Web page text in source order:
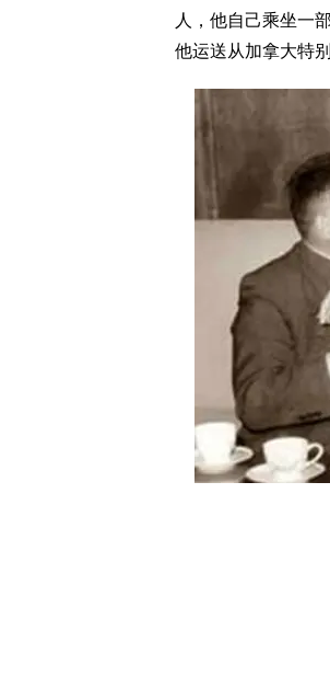
人，他自己乘坐一
他运送从加拿大特